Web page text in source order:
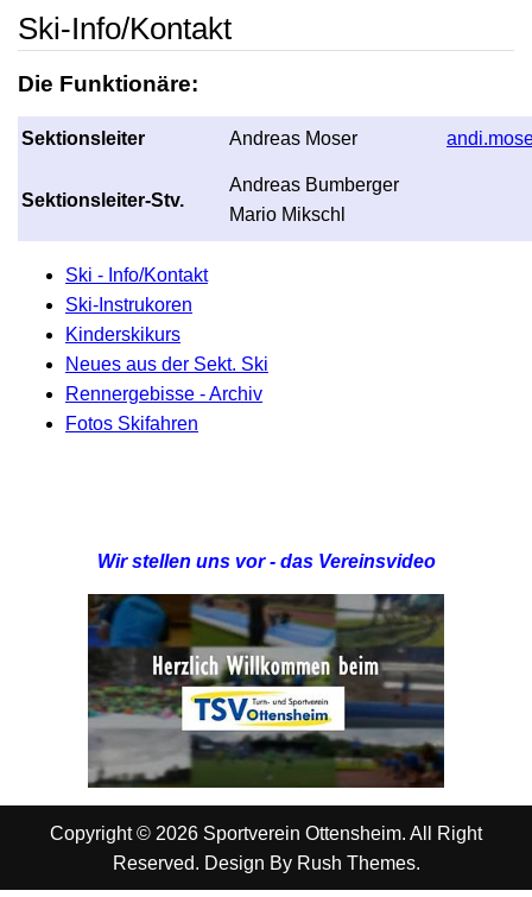
Ski-Info/Kontakt
Die Funktionäre:
Sektionsleiter Andreas Moser
Sektionsleiter-Stv.
Andreas Bumberger
Mario Mikschl
Ski - Info/Kontakt
Ski-Instrukoren
Kinderskikurs
Neues aus der Sekt. Ski
Rennergebisse - Archiv
Fotos Skifahren
Wir stellen uns vor - das Vereinsvideo
Copyright © 2026 Sportverein Ottensheim. All Right
Reserved. Design By Rush Themes.